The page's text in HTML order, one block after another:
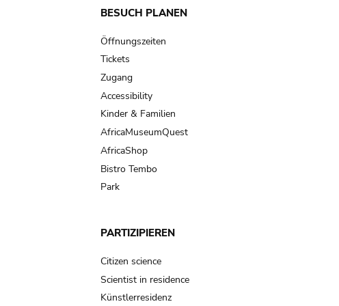
Main
navigation
BESUCH PLANEN
Öffnungszeiten
Tickets
Zugang
Accessibility
Kinder & Familien
AfricaMuseumQuest
AfricaShop
Bistro Tembo
Park
PARTIZIPIEREN
Citizen science
Scientist in residence
Künstlerresidenz